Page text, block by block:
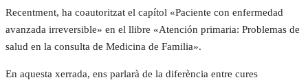
Recentment, ha coautoritzat el capítol «Paciente con enfermedad
avanzada irreversible» en el llibre «Atención primaria: Problemas de
salud en la consulta de Medicina de Familia».
En aquesta xerrada, ens parlarà de la diferència entre cures